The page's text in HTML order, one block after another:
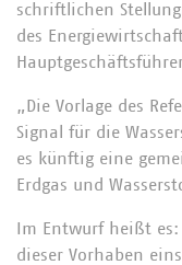
schriftlichen
des
„Die Vorlage des
Signal für die
es künftig eine
Erdgas und
Im Entwurf heißt
dieser Vorhaben